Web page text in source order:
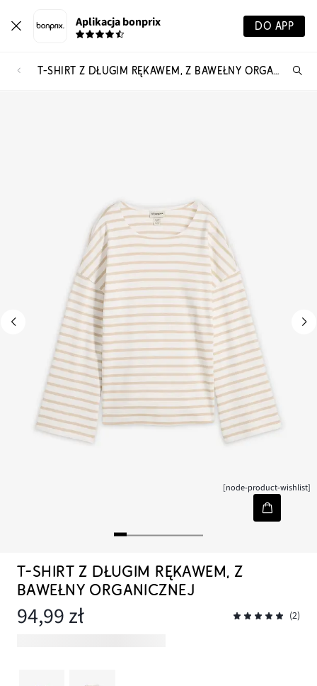
Aplikacja bonprix DO APP
T-SHIRT Z DŁUGIM RĘKAWEM, Z BAWEŁNY ORGANICZNEJ
[node-product-wishlist]
T-SHIRT Z DŁUGIM RĘKAWEM, Z
BAWEŁNY ORGANICZNEJ
94,99 zł (2)